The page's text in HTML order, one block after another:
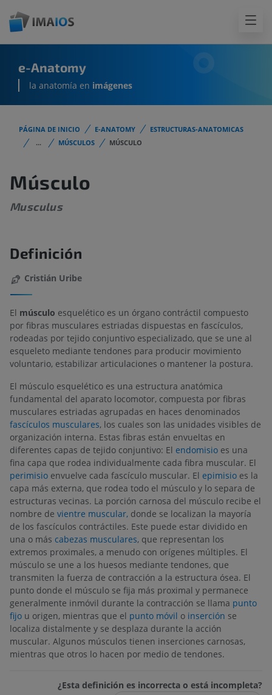
e-Anatomy
la anatomía en imágenes
PÁGINA DE INICIO E-ANATOMY
ESTRUCTURAS-ANATOMICAS
...
MÚSCULOS MÚSCULO
Músculo
Musculus
Definición
Cristián Uribe
El músculo esquelético es un órgano contráctil compuesto
por fibras musculares estriadas dispuestas en fascículos,
rodeadas por tejido conjuntivo especializado, que se une al
esqueleto mediante tendones para producir movimiento
voluntario, estabilizar articulaciones o mantener la postura.
El músculo esquelético es una estructura anatómica
fundamental del aparato locomotor, compuesta por fibras
musculares estriadas agrupadas en haces denominados
fascículos musculares, los cuales son las unidades visibles de
organización interna. Estas fibras están envueltas en
diferentes capas de tejido conjuntivo: El endomisio es una
fina capa que rodea individualmente cada fibra muscular. El
perimisio envuelve cada fascículo muscular. El epimisio es la
capa más externa, que rodea todo el músculo y lo separa de
estructuras vecinas. La porción carnosa del músculo recibe el
nombre de vientre muscular, donde se localizan la mayoría
de los fascículos contráctiles. Este puede estar dividido en
una o más cabezas musculares, que representan los
extremos proximales, a menudo con orígenes múltiples. El
músculo se une a los huesos mediante tendones, que
transmiten la fuerza de contracción a la estructura ósea. El
punto donde el músculo se fija más proximal y permanece
generalmente inmóvil durante la contracción se llama punto
fijo u origen, mientras que el punto móvil o inserción se
localiza distalmente y se desplaza durante la acción
muscular. Algunos músculos tienen inserciones carnosas,
mientras que otros lo hacen por medio de tendones.
¿Esta definición es incorrecta o está incompleta?